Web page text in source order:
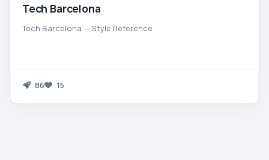
Tech Barcelona
Tech Barcelona — Style Reference
86 15